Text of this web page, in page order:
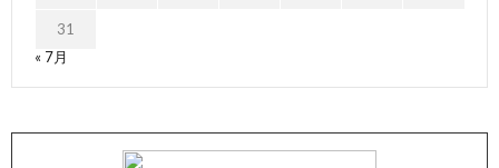
31
« 7月